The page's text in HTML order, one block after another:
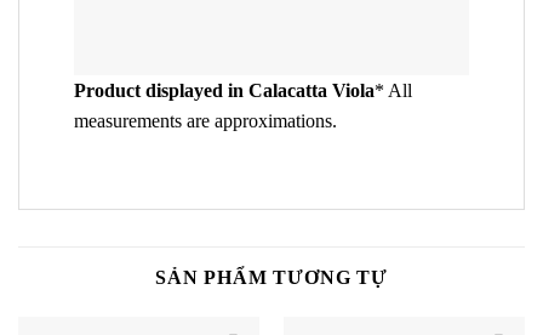
Product displayed in Calacatta Viola* All
measurements are approximations.
SẢN PHẨM TƯƠNG TỰ